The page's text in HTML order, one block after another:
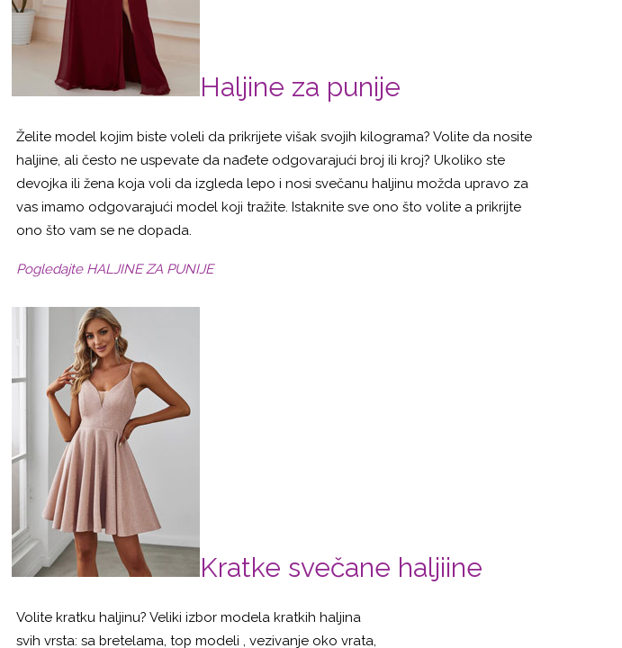
Haljine za punije
Želite model kojim biste voleli da prikrijete višak svojih kilograma? Volite da nosite
haljine, ali često ne uspevate da nađete odgovarajući broj ili kroj? Ukoliko ste
devojka ili žena koja voli da izgleda lepo i nosi svečanu haljinu možda upravo za
vas imamo odgovarajući model koji tražite. Istaknite sve ono što volite a prikrijte
ono što vam se ne dopada.
Pogledajte HALJINE ZA PUNIJE
Kratke svečane haljiine
Volite kratku haljinu? Veliki izbor modela kratkih haljina
svih vrsta: sa bretelama, top modeli , vezivanje oko vrata,